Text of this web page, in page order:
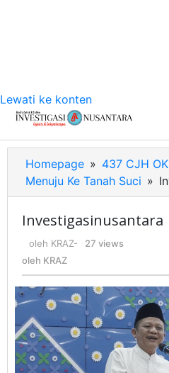
Lewati ke konten
Homepage » 437 CJH
Menuju Ke Tanah Suci »
Investigasinusantara
oleh KRAZ-
27 views
oleh KRAZ